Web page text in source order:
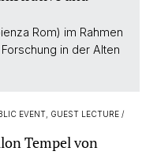
Rom) im Rahmen
in der Alten
EVENT, GUEST LECTURE /
Tempel von